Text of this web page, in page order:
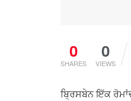
0
SHARES
0
VIEWS
ਬ੍ਰਿਸਬੇਨ ਇੱਕ